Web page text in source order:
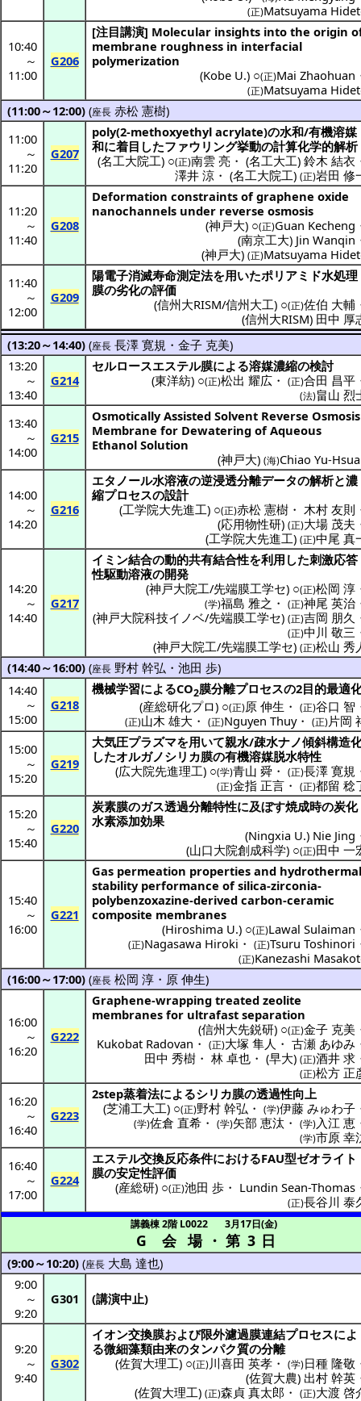
(正)Matsuyama
10:40
～
11:00
G206
[注目講演] Molecular insights into the origin
membrane roughness in interfacial
polymerization
(Kobe U.) ○(正)Mai Zhaohuan
(正)Matsuyama
(11:00～12:00) (座長 赤松 憲樹)
11:00
～
11:20
G207
poly(2-methoxyethyl acrylate)の水和/有機溶媒
和に着目 したファウリング挙動の計算化学的解析
(名工大院工) ○(正)南雲 亮・ (名工大工) 鈴木 結衣
澤井 涼・ (名工大院工) (正)岩田 修
11:20
～
11:40
G208
Deformation constraints of graphene oxide
nanochannels under reverse osmosis
(神戸大) ○(正)Guan Kecheng
(南京工大) Jin Wanqin
(神戸大) (正)Matsuyama
11:40
～
12:00
G209
陽電子消滅寿命測定法を用いたポリアミド水処理
膜の劣化の評価
(信州大RISM/信州大工) ○(正)佐伯 大輔
(信州大RISM) 田中 厚
(13:20～14:40) (座長 長澤 寛規 ・金子 克美)
13:20
～
13:40
G214
セルロースエステル膜による溶媒濃縮の検討
(東洋紡) ○(正)松出 耀広・ (正)合田 昌平
(法)畠山 烈
13:40
～
14:00
G215
Osmotically Assisted Solvent Reverse Osmosis
Membrane for Dewatering of Aqueous
Ethanol Solution
(神戸大) (海)Chiao Yu-
14:00
～
14:20
G216
エタノール水溶液の逆浸透分離データの解析と濃
縮プロセスの設計
(工学院大先進工) ○(正)赤松 憲樹・ 木村 友則
(応用物性研) (正)大場 茂夫
(工学院大先進工) (正)中尾 真
14:20
～
14:40
G217
イミン結合の動的共有結合性を利用 した刺激応答
性駆動溶液の開発
(神戸大院工/先端膜工学セ) ○(正)松岡 淳
(学)福島 雅之 ・ (正)神尾 英治
(神戸大院科技イノベ/先端膜工学セ) (正)吉岡 朋久
(正)中川 敬三
(神戸大院工/先端膜工学セ) (正)松山 秀
(14:40～16:00) (座長 野村 幹弘 ・池田 歩)
14:40
～
15:00
G218
機械学習によるCO2膜分離プロセスの2目的最適
(産総研化プロ) ○(正)原 伸生 ・ (正)谷口 智
(正)山木 雄大・ (正)Nguyen Thuy・ (正)片岡
15:00
～
15:20
G219
大気圧プラズマを用いて親水/疎水ナノ傾斜構造
したオルガノシリカ膜の有機溶媒脱水特性
(広大院先進理工) ○(学)青山 舜・ (正)長澤 寛規
(正)金指 正言・ (正)都留 稔
15:20
～
15:40
G220
炭素膜のガス透過分離特性に及ぼす焼成時の炭化
水素添加効果
(Ningxia U.) Nie Jing
(山口大院創成科学) ○(正)田中 一
15:40
～
16:00
G221
Gas permeation properties and
stability performance of silica-zirconia-
polybenzoxazine-derived carbon-ceramic
composite membranes
(Hiroshima U.) ○(正)Lawal Sulaiman
(正)Nagasawa Hiroki ・ (正)Tsuru Toshinori
(正)Kanezashi
(16:00～17:00) (座長 松岡 淳 ・ 原 伸生)
16:00
～
16:20
G222
Graphene-wrapping treated zeolite
membranes for ultrafast separation
(信州大先鋭研) ○(正)金子 克美
Kukobat Radovan ・ (正)大塚 隼人 ・ 古瀬 あゆみ
田中 秀樹・ 林 卓也・ (早大) (正)酒井 求
(正)松方 正
16:20
～
16:40
G223
2step蒸着法によるシリカ膜の透過性向上
(芝浦工大工) ○(正)野村 幹弘 ・ (学)伊藤 みゅわ子
(学)佐倉 直希・ (学)矢部 恵汰 ・ (学)入江 恵
(学)市原 幸
16:40
～
17:00
G224
エステル交換反応条件におけるFAU型ゼオライト
膜の安定性評価
(産総研) ○(正)池田 歩・ Lundin Sean-Thomas
(正)長谷川 泰
G 会場
講義棟 2階 L0022
・ 第 3 日
3月17日(金)
(9:00～10:20) (座長 大島 達也)
9:00
～
9:20
G301 (講演中止)
9:20
～
9:40
G302
イオン交換膜および限外濾過膜連結プロセスによ
る微細藻類由来のタンパク質の分離
(佐賀大理工) ○(正)川喜田 英孝・ (学)日種 隆敬
(佐賀大農) 出村 幹英
(佐賀大理工) (正)森貞 真太郎 ・ (正)大渡 啓